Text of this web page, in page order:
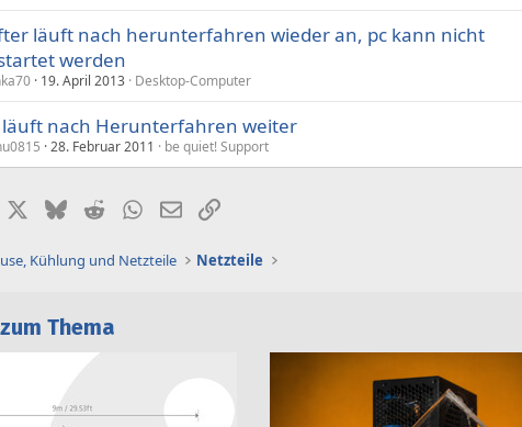
läuft nach herunterfahren wieder an, pc kann nicht
werden
19. April 2013 Desktop-Computer
läuft nach Herunterfahren weiter
28. Februar 2011 be quiet! Support
FacebookX (Twitter)
BlueskyRedditWhatsApp
E-MailLink
Kühlung und Netzteile Netzteile
Thema